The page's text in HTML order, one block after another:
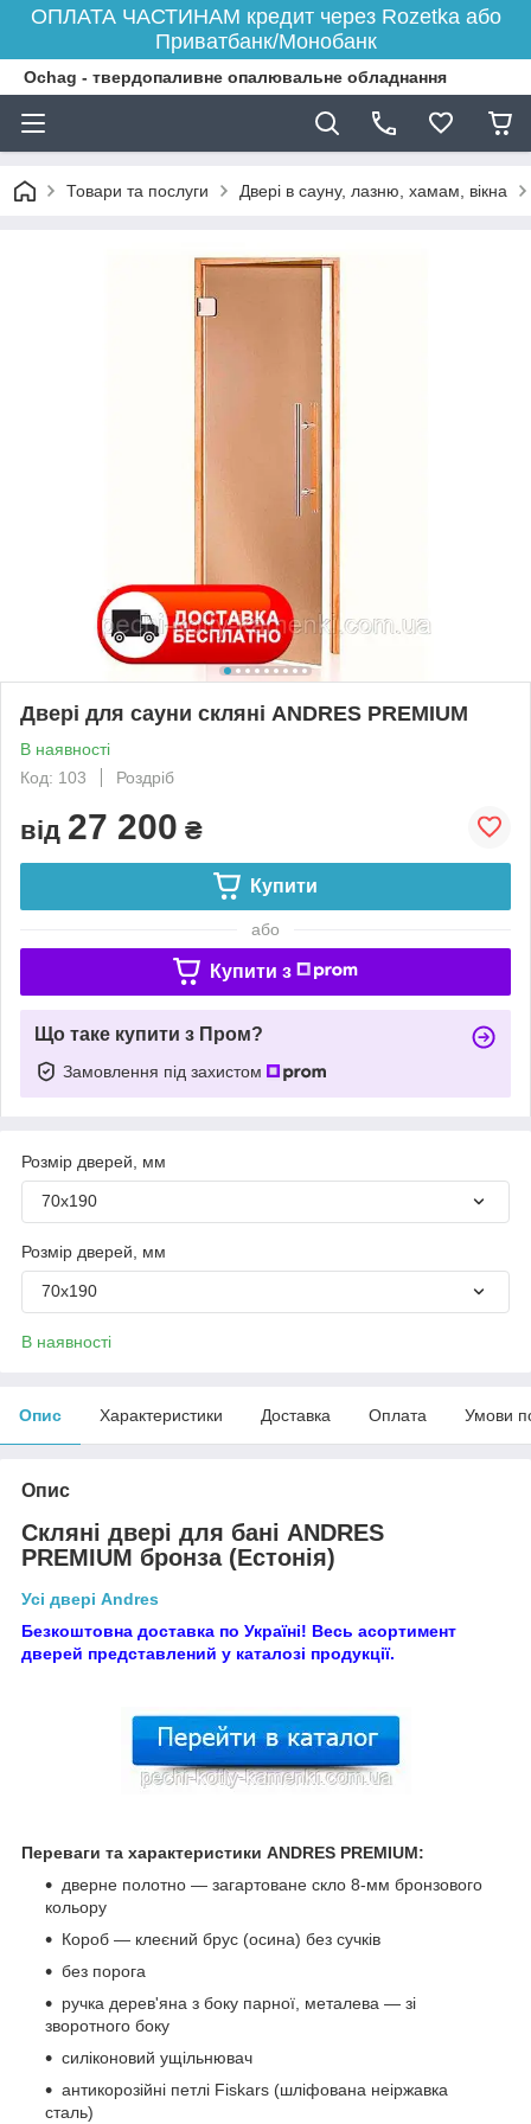
ОПЛАТА ЧАСТИНАМ кредит через Rozetka або
Приватбанк/Монобанк
Ochag - твердопаливне опалювальне обладнання
Товари та послуги Двері в сауну, лазню, хамам, вікна
Двері для сауни скляні ANDRES PREMIUM
В наявності
Код: 103
Роздріб
від 27 200 ₴
Купити
або
Купити з
Що таке купити з Пром?
Замовлення під захистом
Розмір дверей, мм
70х190
Розмір дверей, мм
70х190
В наявності
Опис Характеристики Доставка Оплата Умови
Опис
Скляні двері для бані ANDRES
PREMIUM бронза (Естонія)
Усі двері Andres
Безкоштовна доставка по Україні! Весь асортимент
дверей представлений у каталозі продукції.
Переваги та характеристики ANDRES PREMIUM:
дверне полотно — загартоване скло 8-мм бронзового
кольору
Короб — клеєний брус (осина) без сучків
без порога
ручка дерев'яна з боку парної, металева — зі
зворотного боку
силіконовий ущільнювач
антикорозійні петлі Fiskars (шліфована неіржавка
сталь)